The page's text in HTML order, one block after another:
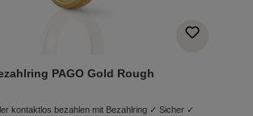
PAGO Gold Rough
kontaktlos bezahlen mit Bezahlring ✓ Sicher ✓